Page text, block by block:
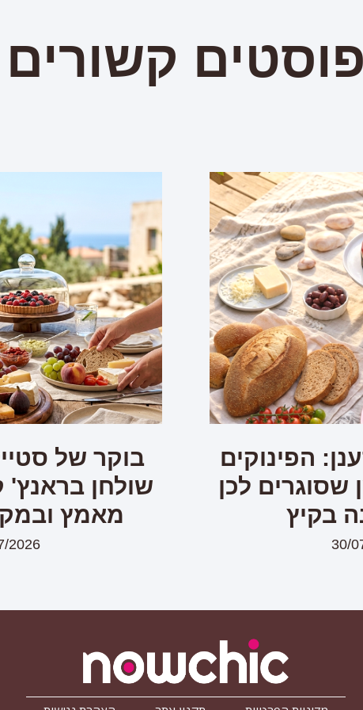
קשורים
הפינוקים
לכן
בקיץ
30/
בוקר של
שולחן בראנץ'
מאמץ
2026